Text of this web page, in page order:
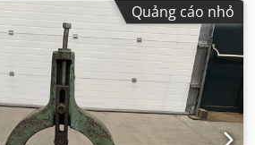
Quảng cáo nhỏ